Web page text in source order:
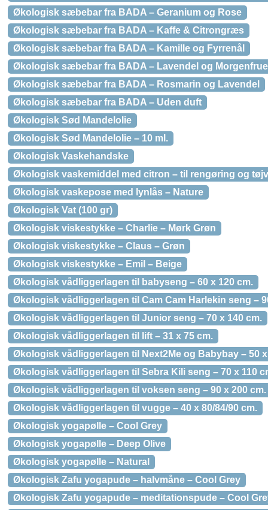
Økologisk sæbebar fra BADA – Geranium og Rose
Økologisk sæbebar fra BADA – Kaffe & Citrongræs
Økologisk sæbebar fra BADA – Kamille og Fyrrenål
Økologisk sæbebar fra BADA – Lavendel og Morgenfrue
Økologisk sæbebar fra BADA – Rosmarin og Lavendel
Økologisk sæbebar fra BADA – Uden duft
Økologisk Sød Mandelolie
Økologisk Sød Mandelolie – 10 ml.
Økologisk Vaskehandske
Økologisk vaskemiddel med citron – til rengøring og
Økologisk vaskepose med lynlås – Nature
Økologisk Vat (100 gr)
Økologisk viskestykke – Charlie – Mørk Grøn
Økologisk viskestykke – Claus – Grøn
Økologisk viskestykke – Emil – Beige
Økologisk vådliggerlagen til babyseng – 60 x 120 cm.
Økologisk vådliggerlagen til Cam Cam Harlekin seng –
Økologisk vådliggerlagen til Junior seng – 70 x 140 cm.
Økologisk vådliggerlagen til lift – 31 x 75 cm.
Økologisk vådliggerlagen til Next2Me og Babybay – 50 x
Økologisk vådliggerlagen til Sebra Kili seng – 70 x 110
Økologisk vådliggerlagen til voksen seng – 90 x 200 cm.
Økologisk vådliggerlagen til vugge – 40 x 80/84/90 cm.
Økologisk yogapølle – Cool Grey
Økologisk yogapølle – Deep Olive
Økologisk yogapølle – Natural
Økologisk Zafu yogapude – halvmåne – Cool Grey
Økologisk Zafu yogapude – meditationspude – Cool